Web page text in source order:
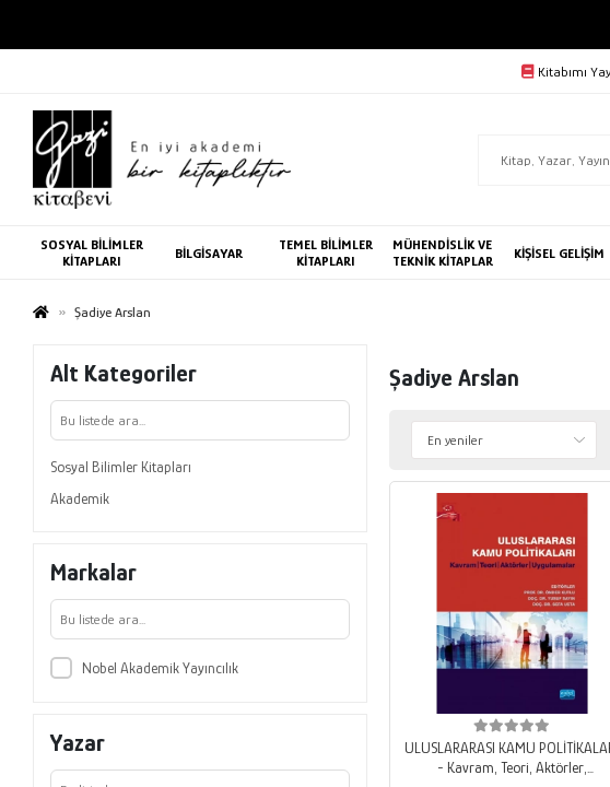
Kitabımı
SOSYAL BİLİMLER
KİTAPLARI
BİLGİSAYAR
TEMEL BİLİMLER
KİTAPLARI
MÜHENDİSLİK VE
TEKNİK KİTAPLAR
KİŞİSEL GELİŞİM
Şadiye Arslan
Alt Kategoriler
Sosyal Bilimler Kitapları
Akademik
Markalar
Nobel Akademik Yayıncılık
Yazar
Şadiye Arslan
ULUSLARARASI KAMU
- Kavram, Teori, Aktörler,